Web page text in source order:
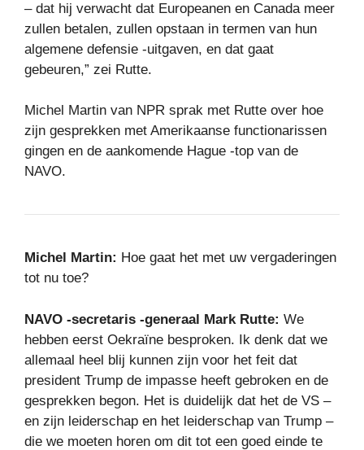
– dat hij verwacht dat Europeanen en Canada meer
zullen betalen, zullen opstaan ​​in termen van hun
algemene defensie -uitgaven, en dat gaat
gebeuren,” zei Rutte.
Michel Martin van NPR sprak met Rutte over hoe
zijn gesprekken met Amerikaanse functionarissen
gingen en de aankomende Hague -top van de
NAVO.
Michel Martin: Hoe gaat het met uw vergaderingen
tot nu toe?
NAVO -secretaris -generaal Mark Rutte: We
hebben eerst Oekraïne besproken. Ik denk dat we
allemaal heel blij kunnen zijn voor het feit dat
president Trump de impasse heeft gebroken en de
gesprekken begon. Het is duidelijk dat het de VS –
en zijn leiderschap en het leiderschap van Trump –
die we moeten horen om dit tot een goed einde te